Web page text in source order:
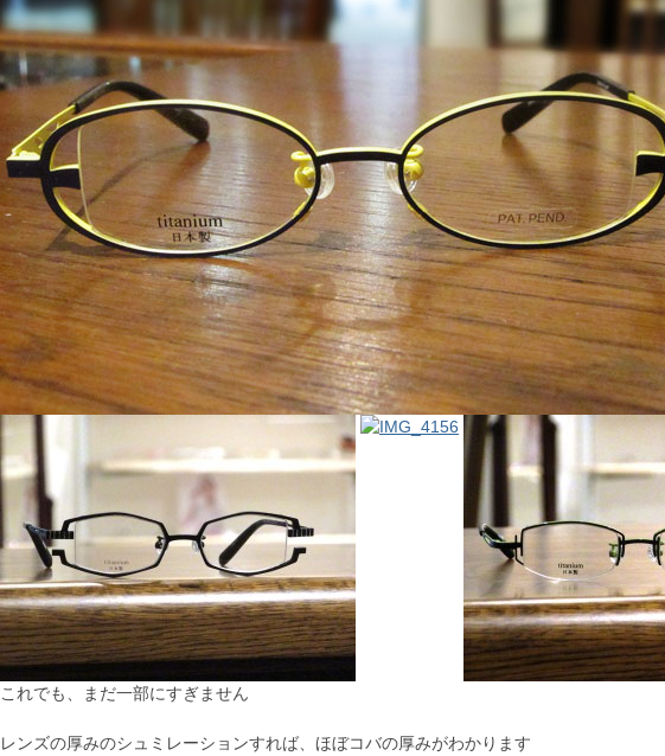
これでも、まだ一部にすぎません
レンズの厚みのシュミレーションすれば、ほぼコバの厚みがわかります